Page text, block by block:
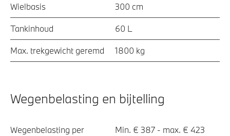
Wielbasis 300 cm
Tankinhoud 60 L
Max. trekgewicht geremd 1800 kg
Wegenbelasting en bijtelling
Wegenbelasting per Min. € 387 - max. € 423